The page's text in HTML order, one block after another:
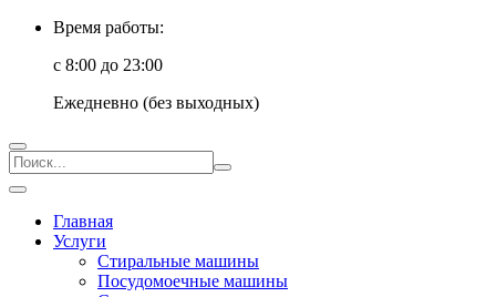
Время работы:
с 8:00 до 23:00
Ежедневно (без выходных)
Главная
Услуги
Стиральные машины
Посудомоечные машины